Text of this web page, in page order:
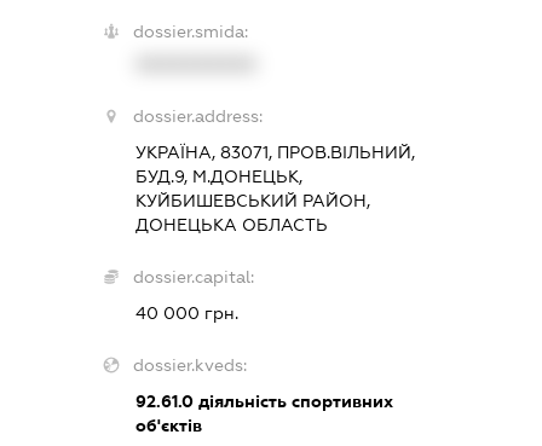
dossier.smida:
dossier.address:
УКРАЇНА, 83071, ПРОВ.ВІЛЬНИЙ,
БУД.9, М.ДОНЕЦЬК,
КУЙБИШЕВСЬКИЙ РАЙОН,
ДОНЕЦЬКА ОБЛАСТЬ
dossier.capital:
40 000 грн.
dossier.kveds:
92.61.0 діяльність спортивних
об'єктів